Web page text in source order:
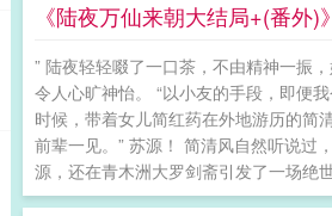
《陆夜万仙来朝大结局+(番外)
” 陆夜轻轻啜了一口茶，不由精神一振
令人心旷神怡。 “以小友的手段，即便
时候，带着女儿简红药在外地游历的
前辈一见。” 苏源！ 简清风自然听说过
源，还在青木洲大罗剑斋引发了一场绝